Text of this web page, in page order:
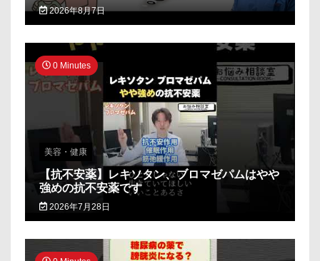
2026年8月7日
0 Minutes
美容・健康
【抗不安薬】レキソタン、ブロマゼパムはやや
強めの抗不安薬です
2026年7月28日